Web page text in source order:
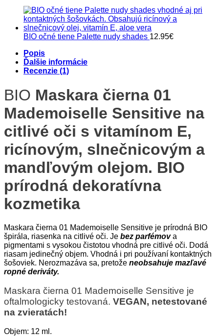
BIO očné tiene Palette nudy shades 12.95€
Popis
Ďalšie informácie
Recenzie (1)
BIO Maskara čierna 01
Mademoiselle Sensitive na
citlivé oči s vitamínom E,
ricínovým, slnečnicovým a
mandľovým olejom. BIO
prírodná dekoratívna
kozmetika
Maskara čierna 01 Mademoiselle Sensitive je prírodná BIO
špirála, riasenka na citlivé oči. Je bez parfémova
pigmentami s vysokou čistotou vhodná pre citlivé oči. Dodá
riasam jedinečný objem. Vhodná i pri používaní kontaktných
šošoviek. Nerozmazáva sa, pretože neobsahuje mazľavé
ropné deriváty.
Maskara čierna 01 Mademoiselle Sensitive je
oftalmologicky testovaná. VEGAN, netestované
na zvieratách!
Objem: 12 ml.